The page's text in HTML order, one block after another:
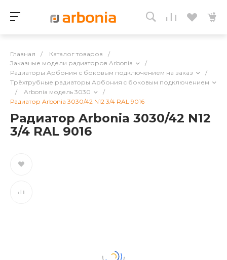
Главная / Каталог товаров
/
Заказные модели радиаторов Arbonia
/
Радиаторы Арбония с боковым подключением на заказ
/
Трёхтрубные радиаторы Арбония c боковым подключением
/
Arbonia модель 3030
/
Радиатор Arbonia 3030/42 N12 3/4 RAL 9016
Радиатор Arbonia 3030/42 N12
3/4 RAL 9016